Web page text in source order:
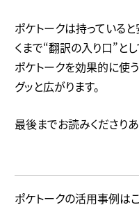
ポケトークは持っている
くまで“翻訳の入り口”と
ポケトークを効果的に使
グッと広がります。
最後までお読みくださりあ
ポケトークの活用事例は